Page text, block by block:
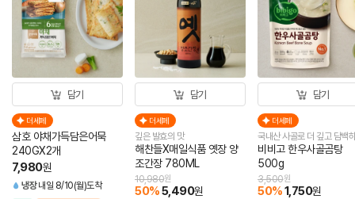
담기
더세페
삼호 야채가득담은어묵
240GX2개
7,980원
냉장 내일 8/10(월)도착
담기
더세페
깊은 발효의 맛
해찬들X매일식품 옛장 양
조간장 780ML
50%5,490원
10,980원
담기
더세페
국내산 사골로 더 깊고 담백
비비고 한우사골곰탕
500g
50%1,750원
3,500원